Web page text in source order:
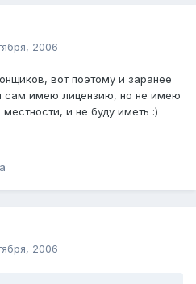
2006
вот поэтому и заранее
сам имею лицензию, но не имею
и не буду иметь :)
2006